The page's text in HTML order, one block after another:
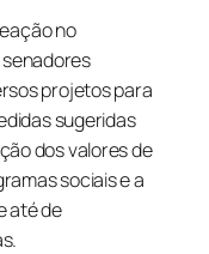
no
projetos para
sugeridas
dos valores de
sociais e a
até de